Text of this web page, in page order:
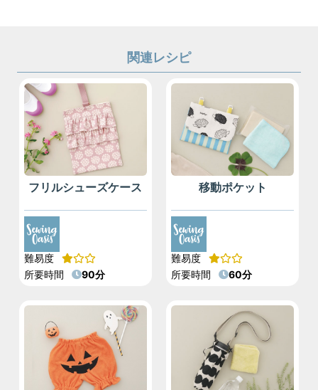
関連レシピ
フリルシューズケース
難易度
所要時間
90分
移動ポケット
難易度
所要時間
60分